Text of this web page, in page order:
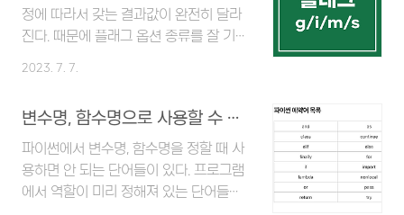
정에 따라서 갖는 결과값이 완전히 달라
진다. 때문에 플래그 옵션 종류를 잘 기억
역할을 한다. 특정 의미를 가진 알파벳을
플래그 사용 위치에 적어주면 그 옵션에
맞는 결과값이 보여진다. 플래그 옵션 종
류 g 문자열에서 일치하는 모든 부분을
2023. 7. 7.
변수명, 함수명으로 사용할 수 없는 예약어 목록
파이썬에서 변수명, 함수명을 정할 때 사
용하면 안 되는 단어들이 있다. 프로그램
에서 역할이 미리 정해져 있는 단어들로